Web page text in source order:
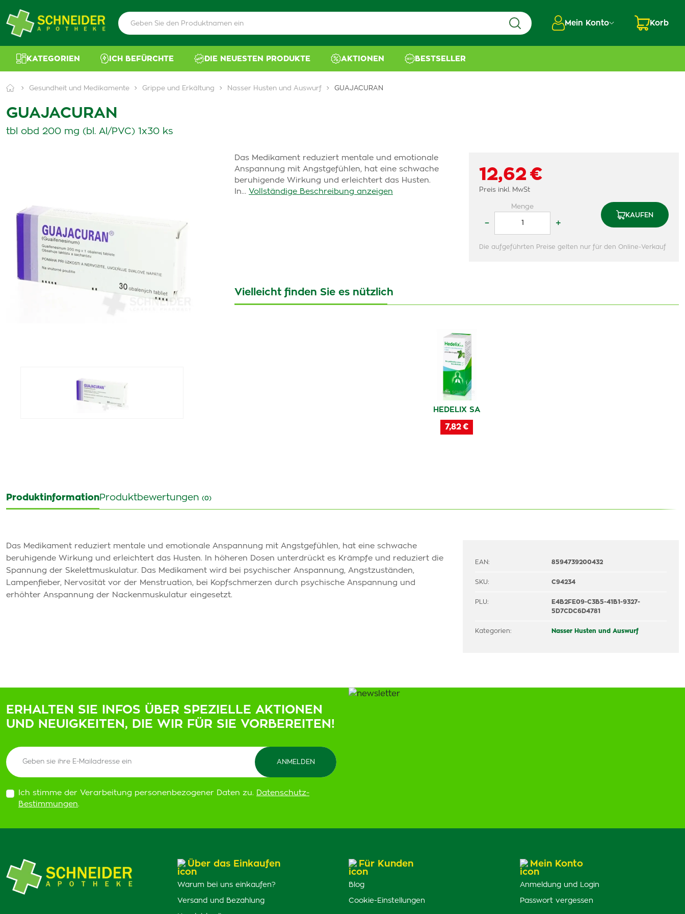
Mein Konto Korb
KATEGORIEN ICH BEFÜRCHTE DIE NEUESTEN PRODUKTE AKTIONEN BESTSELLER
Gesundheit und Medikamente Grippe und Erkältung Nasser Husten und Auswurf GUAJACURAN
GUAJACURAN
tbl obd 200 mg (bl. Al/PVC) 1x30 ks
Das Medikament reduziert mentale und emotionale
Anspannung mit Angstgefühlen, hat eine schwache
beruhigende Wirkung und erleichtert das Husten.
In… Vollständige Beschreibung anzeigen
12,62 €
Preis inkl. MwSt
Menge
– +
KAUFEN
Die aufgeführten Preise gelten nur für den Online-Verkauf
Vielleicht finden Sie es nützlich
HEDELIX SA
7,82 €
ProduktinformationProduktbewertungen (0)
Das Medikament reduziert mentale und emotionale Anspannung mit Angstgefühlen, hat eine schwache
beruhigende Wirkung und erleichtert das Husten. In höheren Dosen unterdrückt es Krämpfe und reduziert die
Spannung der Skelettmuskulatur. Das Medikament wird bei psychischer Anspannung, Angstzuständen,
Lampenfieber, Nervosität vor der Menstruation, bei Kopfschmerzen durch psychische Anspannung und
erhöhter Anspannung der Nackenmuskulatur eingesetzt.
EAN: 8594739200432
SKU: C94234
PLU:
E4B2FE09-C3B5-41B1-9327-
5D7CDC6D4781
Kategorien: Nasser Husten und Auswurf
ERHALTEN SIE INFOS ÜBER SPEZIELLE AKTIONEN
UND NEUIGKEITEN, DIE WIR FÜR SIE VORBEREITEN!
Ich stimme der Verarbeitung personenbezogener Daten zu. Datenschutz-
Bestimmungen.
Über das Einkaufen
Warum bei uns einkaufen?
Versand und Bezahlung
Für Kunden
Blog
Cookie-Einstellungen
Mein Konto
Anmeldung und Login
Passwort vergessen